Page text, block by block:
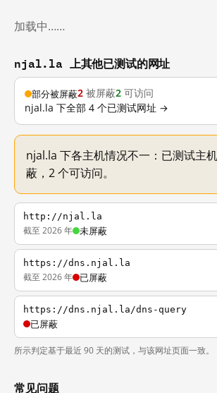
加载中……
njal.la 上其他已测试的网址
部分被屏蔽2 被屏蔽2 可访问
njal.la 下全部 4 个已测试网址 →
njal.la 下各主机情况不一：已测试主
蔽，2 个可访问。
http://njal.la
截至 2026 年 未屏蔽
https://dns.njal.la
截至 2026 年 已屏蔽
https://dns.njal.la/dns-query
已屏蔽
所示判定基于最近 90 天的测试，与该网址页面一致。
常见问题